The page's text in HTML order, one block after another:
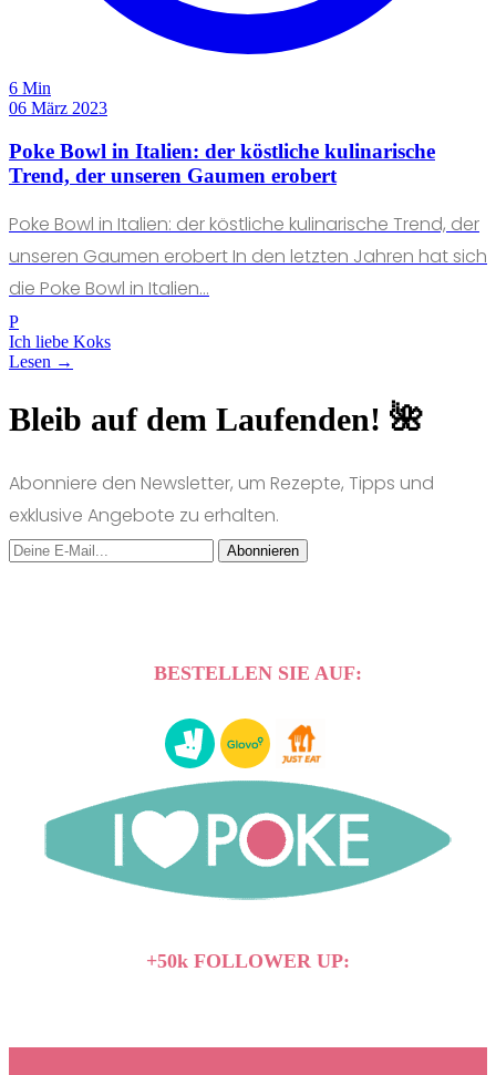
6 Min
06 März 2023
Poke Bowl in Italien: der köstliche kulinarische
Trend, der unseren Gaumen erobert
Poke Bowl in Italien: der köstliche kulinarische Trend, der
unseren Gaumen erobert In den letzten Jahren hat sich
die Poke Bowl in Italien...
P
Ich liebe Koks
Lesen →
Bleib auf dem Laufenden! 🌺
Abonniere den Newsletter, um Rezepte, Tipps und
exklusive Angebote zu erhalten.
Abonnieren
BESTELLEN SIE AUF:
+50k FOLLOWER UP: